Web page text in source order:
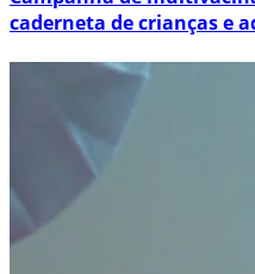
caderneta de crianças e